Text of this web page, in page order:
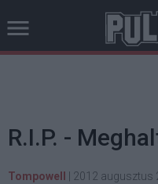
R.I.P. -
Tompowell 2012 augusztus